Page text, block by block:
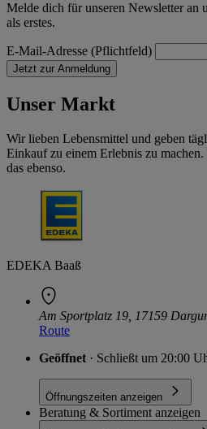
Melde dich für unseren Newsletter an
als erstes.
E-Mail-Adresse (Pflichtfeld)
Jetzt zur Anmeldung
Unser Markt
Wir lieben Lebensmittel und geben
Einkauf zu einem Erlebnis zu
das ebenso.
EDEKA Baaß
Am Sportplatz 19, 17159
Route
Geöffnet · Schließt um 20:00
Öffnungszeiten anzeigen
Beratung & Sortiment anzeigen